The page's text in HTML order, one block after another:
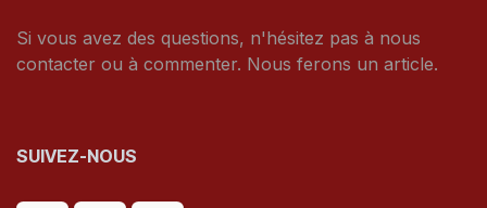
Si vous avez des questions, n'hésitez pas à nous
contacter ou à commenter. Nous ferons un article.
SUIVEZ-NOUS